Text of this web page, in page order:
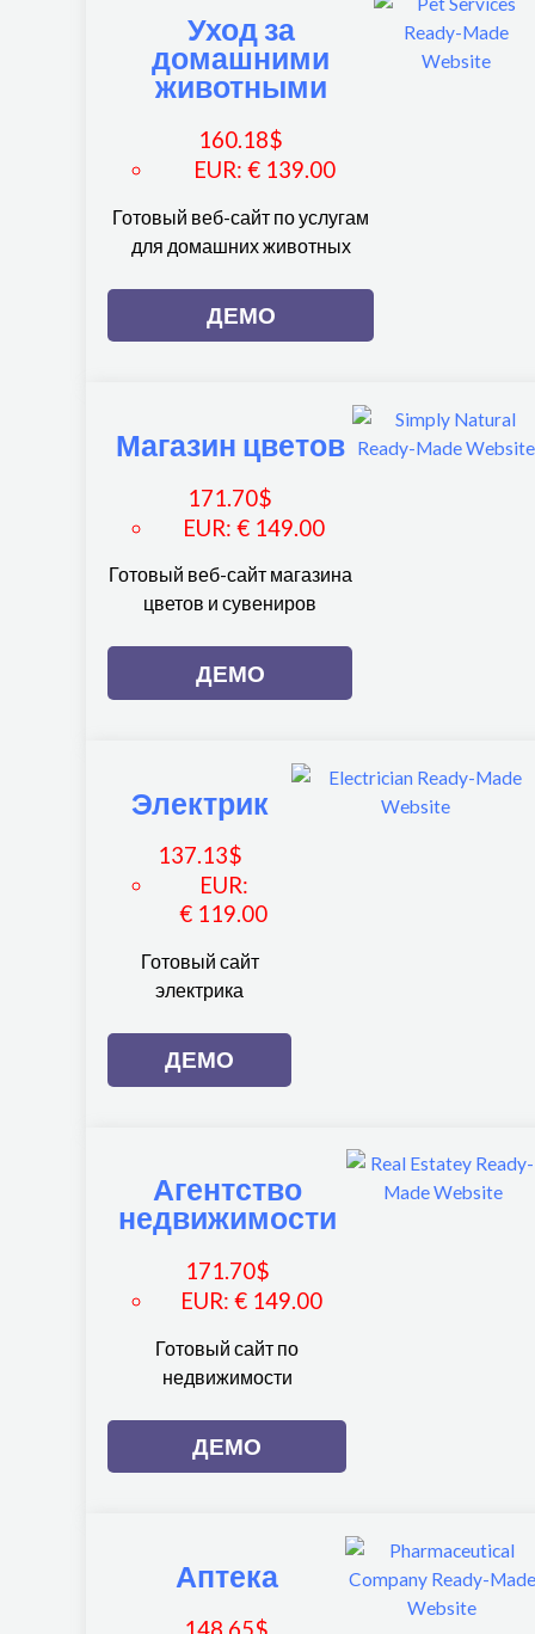
Уход за
домашними
животными
160.18$
EUR:€ 139.00
Готовый веб-сайт по услугам
для домашних животных
ДЕМО
Магазин цветов
171.70$
EUR:€ 149.00
Готовый веб-сайт магазина
цветов и сувениров
ДЕМО
Электрик
137.13$
EUR:
€ 119.00
Готовый сайт
электрика
ДЕМО
Агентство
недвижимости
171.70$
EUR: € 149.00
Готовый сайт по
недвижимости
ДЕМО
Аптека